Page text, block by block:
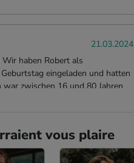
21.03.2024
haben Robert als
eingeladen und hatten
zwischen 16 und 80 Jahren
Songauswahl war
Songs zum Mitsingen, ohne
vous plaire